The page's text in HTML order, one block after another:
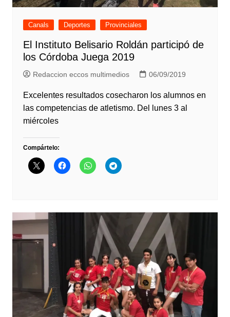
Canals Deportes Provinciales
El Instituto Belisario Roldán participó de
los Córdoba Juega 2019
Redaccion eccos multimedios 06/09/2019
Excelentes resultados cosecharon los alumnos en
las competencias de atletismo. Del lunes 3 al
miércoles
Compártelo: